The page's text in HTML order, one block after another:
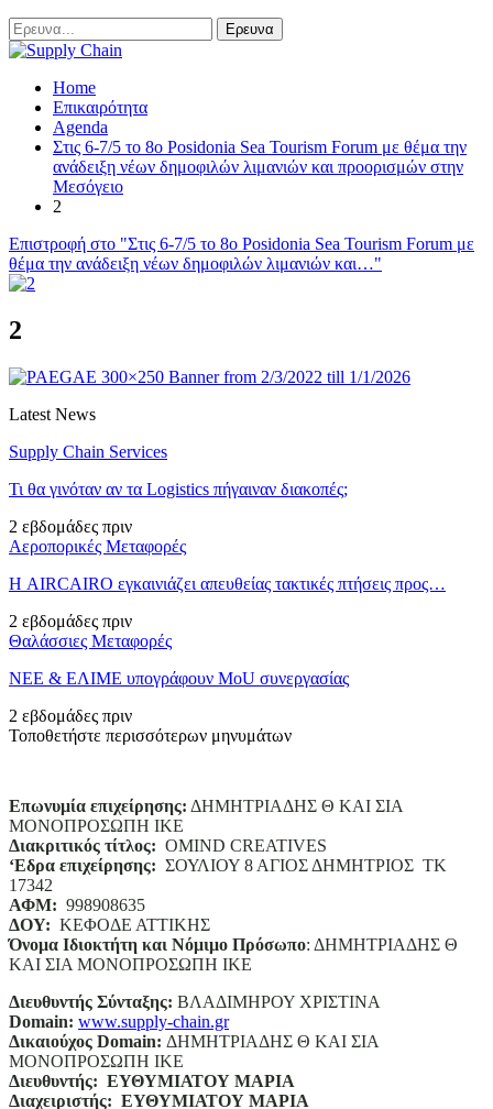
Home
Επικαιρότητα
Agenda
Στις 6-7/5 το 8ο Posidonia Sea Tourism Forum με θέμα την
ανάδειξη νέων δημοφιλών λιμανιών και προορισμών στην
Μεσόγειο
2
Επιστροφή στο "Στις 6-7/5 το 8ο Posidonia Sea Tourism Forum με
θέμα την ανάδειξη νέων δημοφιλών λιμανιών και…"
2
Latest News
Supply Chain Services
Τι θα γινόταν αν τα Logistics πήγαιναν διακοπές;
2 εβδομάδες πριν
Αεροπορικές Μεταφορές
Η AIRCAIRO εγκαινιάζει απευθείας τακτικές πτήσεις προς…
2 εβδομάδες πριν
Θαλάσσιες Μεταφορές
ΝΕΕ & ΕΛΙΜΕ υπογράφουν MoU συνεργασίας
2 εβδομάδες πριν
Τοποθετήστε περισσότερων μηνυμάτων
Επωνυμία επιχείρησης: ΔΗΜΗΤΡΙΑΔΗΣ Θ ΚΑΙ ΣΙΑ
ΜΟΝΟΠΡΟΣΩΠΗ ΙΚΕ
Διακριτικός τίτλος: ΟΜΙΝD CREATIVES
‘Eδρα επιχείρησης: ΣΟΥΛΙΟΥ 8 ΑΓΙΟΣ ΔΗΜΗΤΡΙΟΣ ΤΚ
17342
ΑΦΜ: 998908635
ΔΟΥ: ΚΕΦΟΔΕ ΑΤΤΙΚΗΣ
Όνομα Ιδιοκτήτη και Νόμιμο Πρόσωπο: ΔΗΜΗΤΡΙΑΔΗΣ Θ
ΚΑΙ ΣΙΑ ΜΟΝΟΠΡΟΣΩΠΗ ΙΚΕ
Διευθυντής Σύνταξης: ΒΛΑΔΙΜΗΡΟΥ ΧΡΙΣΤΙΝΑ
Domain: www.supply-chain.gr
Δικαιούχος Domain: ΔΗΜΗΤΡΙΑΔΗΣ Θ ΚΑΙ ΣΙΑ
ΜΟΝΟΠΡΟΣΩΠΗ ΙΚΕ
Διευθυντής: ΕΥΘΥΜΙΑΤΟΥ ΜΑΡΙΑ
Διαχειριστής: ΕΥΘΥΜΙΑΤΟΥ ΜΑΡΙΑ